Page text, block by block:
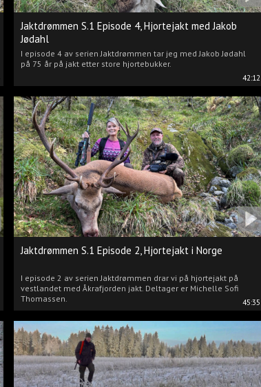
42:12
Jaktdrømmen S.1 Episode 4, Hjortejakt med Jakob
Jødahl
I episode 4 av serien Jaktdrømmen tar jeg med Jakob Jødahl
på 75 år på jakt etter store hjortebukker.
45:35
Jaktdrømmen S.1 Episode 2, Hjortejakt i Norge
I episode 2 av serien Jaktdrømmen drar vi på hjortejakt på
vestlandet med Åkrafjorden jakt. Deltager er Michelle Sofi
Thomassen.